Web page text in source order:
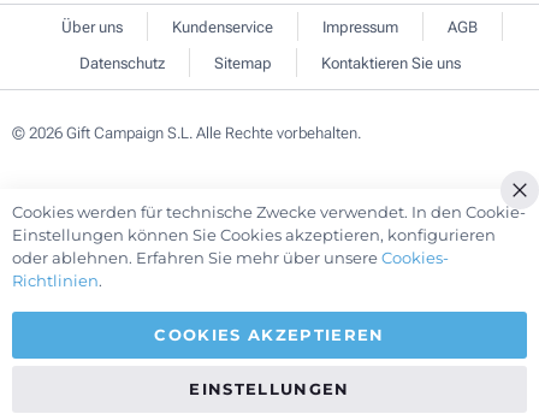
Über uns Kundenservice Impressum
AGB
Datenschutz
Sitemap Kontaktieren Sie uns
© 2026 Gift Campaign S.L. Alle Rechte vorbehalten.
Cookies werden für technische Zwecke verwendet. In den Cookie-
Einstellungen können Sie Cookies akzeptieren, konfigurieren
oder ablehnen. Erfahren Sie mehr über unsereCookies-
Richtlinien.
COOKIES AKZEPTIEREN
EINSTELLUNGEN